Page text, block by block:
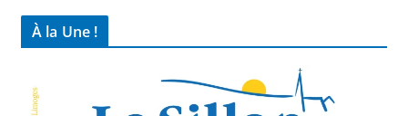
À la Une !